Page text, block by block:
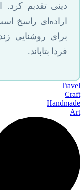
دینی تقدیم کرد.
اراده‌ای راسخ
برای روشنایی
فردا بتاباند.
Travel
Craft
Handmade
Art